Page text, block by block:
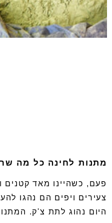
מתנות לחינה כל מה
פעם, כשהיינו מאד קטנים
צעירים ויפים הם נהגו
היום נהוג לתת צ'ק.